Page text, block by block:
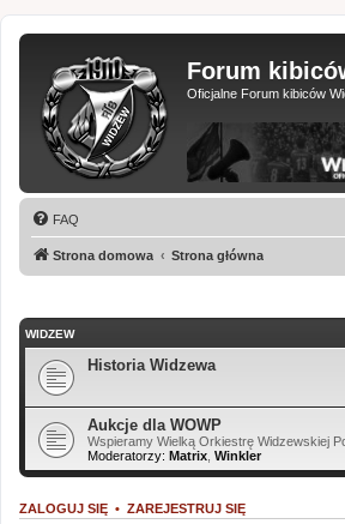
Forum
Oficjalne Forum kibiców
FAQ
Strona domowa Strona główna
WIDZEW
Historia Widzewa
Aukcje dla WOWP
Wspieramy Wielką Orkiestrę Widzewskiej
Moderatorzy: Matrix Winkler
ZALOGUJ SIĘ • ZAREJESTRUJ SIĘ